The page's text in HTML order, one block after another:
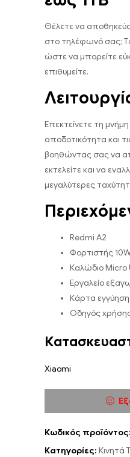
Θέλετε να
στο τηλέφωνό σας;
ώστε να μπορείτε
επιθυμείτε.
Επεκτείνετε τη
αποδοτικότητα και
βοηθώντας σας να
εκτελείτε και να
μεγαλύτερες
Redmi A2
Φορτιστής
Καλώδιο Micro
Εργαλείο
Κάρτα
Οδηγός
Xiaomi
Κωδικός προϊόντος:
Κατηγορίες: Κινητά